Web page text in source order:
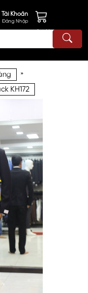
Tài Khoản
Đăng Nhập
Giỏ Hàng
»
KH172